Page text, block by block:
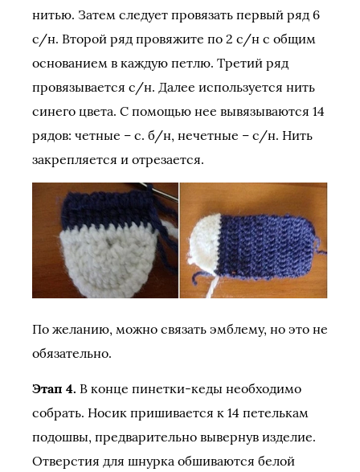
нитью. Затем следует провязать первый ряд 6
с/н. Второй ряд провяжите по 2 с/н с общим
основанием в каждую петлю. Третий ряд
провязывается с/н. Далее используется нить
синего цвета. С помощью нее вывязываются 14
рядов: четные – с. б/н, нечетные – с/н. Нить
закрепляется и отрезается.
По желанию, можно связать эмблему, но это не
обязательно.
Этап 4. В конце пинетки-кеды необходимо
собрать. Носик пришивается к 14 петелькам
подошвы, предварительно вывернув изделие.
Отверстия для шнурка обшиваются белой